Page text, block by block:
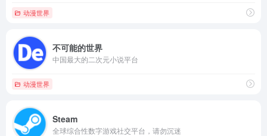
动漫世界
不可能的世界
中国最大的二次元小说平台
动漫世界
Steam
全球综合性数字游戏社交平台，请勿沉迷